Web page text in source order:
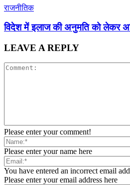
राजनीतिक
विदेश में इलाज की अनुमति को लेकर
LEAVE A REPLY
Please enter your comment!
Please enter your name here
You have entered an incorrect email
Please enter your email address here